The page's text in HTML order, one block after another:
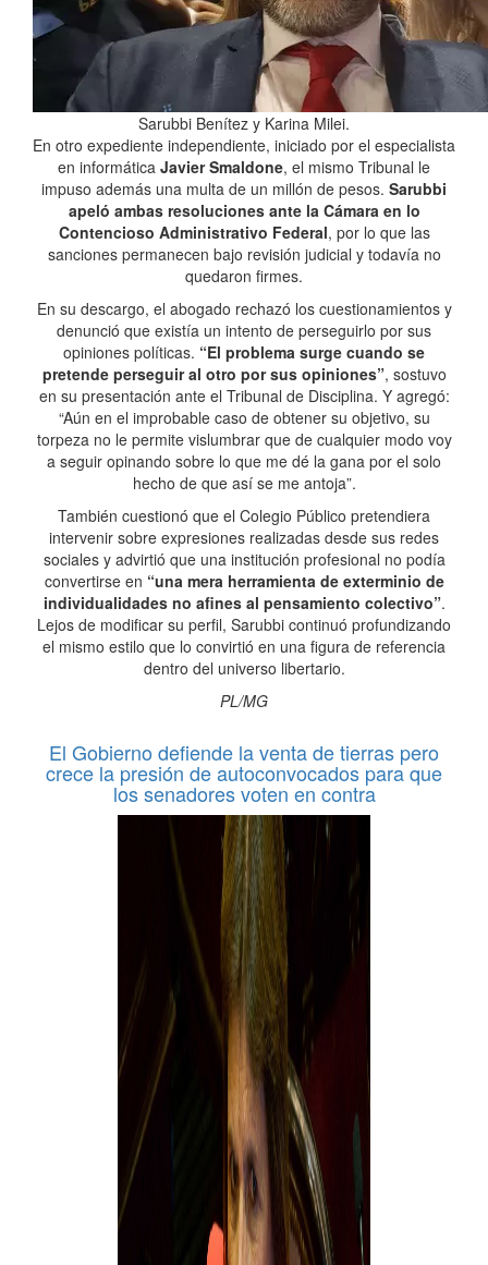
Sarubbi Benítez y Karina Milei.
En otro expediente independiente, iniciado por el especialista
en informática Javier Smaldone, el mismo Tribunal le
impuso además una multa de un millón de pesos. Sarubbi
apeló ambas resoluciones ante la Cámara en lo
Contencioso Administrativo Federal, por lo que las
sanciones permanecen bajo revisión judicial y todavía no
quedaron firmes.
En su descargo, el abogado rechazó los cuestionamientos y
denunció que existía un intento de perseguirlo por sus
opiniones políticas. “El problema surge cuando se
pretende perseguir al otro por sus opiniones”, sostuvo
en su presentación ante el Tribunal de Disciplina. Y agregó:
“Aún en el improbable caso de obtener su objetivo, su
torpeza no le permite vislumbrar que de cualquier modo voy
a seguir opinando sobre lo que me dé la gana por el solo
hecho de que así se me antoja”.
También cuestionó que el Colegio Público pretendiera
intervenir sobre expresiones realizadas desde sus redes
sociales y advirtió que una institución profesional no podía
convertirse en “una mera herramienta de exterminio de
individualidades no afines al pensamiento colectivo”.
Lejos de modificar su perfil, Sarubbi continuó profundizando
el mismo estilo que lo convirtió en una figura de referencia
dentro del universo libertario.
PL/MG
El Gobierno defiende la venta de tierras pero
crece la presión de autoconvocados para que
los senadores voten en contra